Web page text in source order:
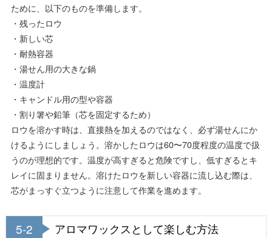
ために、以下のものを準備します。
・残ったロウ
・新しい芯
・耐熱容器
・湯せん用の大きな鍋
・温度計
・キャンドル用の型や容器
・割り箸や鉛筆（芯を固定するため）
ロウを溶かす時は、直接熱を加えるのではなく、必ず湯せんにか
けるようにしましょう。溶かしたロウは60〜70度程度の温度で扱
うのが理想的です。温度が高すぎると危険ですし、低すぎるとキ
レイに固まりません。溶けたロウを新しい容器に流し込む際は、
芯がまっすぐ立つように注意して作業を進めます。
5-2 アロマワックスとして楽しむ方法